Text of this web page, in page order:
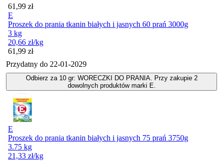
Cena
61,99 zł
E
Proszek do prania tkanin białych i jasnych 60 prań 3000g
3 kg
20,66 zł/kg
Cena
61,99 zł
Przydatny do 22-01-2029
Odbierz za 10 gr: WORECZKI DO PRANIA. Przy zakupie 2
dowolnych produktów marki E.
E
Proszek do prania tkanin białych i jasnych 75 prań 3750g
3.75 kg
21,33 zł/kg